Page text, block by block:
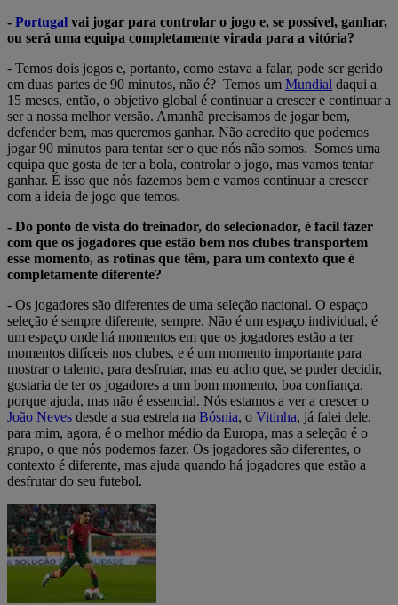
- Portugal vai jogar para controlar o jogo e, se possível, ganhar,
ou será uma equipa completamente virada para a vitória?
- Temos dois jogos e, portanto, como estava a falar, pode ser gerido
em duas partes de 90 minutos, não é? Temos um Mundial daqui a
15 meses, então, o objetivo global é continuar a crescer e continuar a
ser a nossa melhor versão. Amanhã precisamos de jogar bem,
defender bem, mas queremos ganhar. Não acredito que podemos
jogar 90 minutos para tentar ser o que nós não somos. Somos uma
equipa que gosta de ter a bola, controlar o jogo, mas vamos tentar
ganhar. É isso que nós fazemos bem e vamos continuar a crescer
com a ideia de jogo que temos.
- Do ponto de vista do treinador, do selecionador, é fácil fazer
com que os jogadores que estão bem nos clubes transportem
esse momento, as rotinas que têm, para um contexto que é
completamente diferente?
- Os jogadores são diferentes de uma seleção nacional. O espaço
seleção é sempre diferente, sempre. Não é um espaço individual, é
um espaço onde há momentos em que os jogadores estão a ter
momentos difíceis nos clubes, e é um momento importante para
mostrar o talento, para desfrutar, mas eu acho que, se puder decidir,
gostaria de ter os jogadores a um bom momento, boa confiança,
porque ajuda, mas não é essencial. Nós estamos a ver a crescer o
João Neves desde a sua estrela na Bósnia, o Vitinha, já falei dele,
para mim, agora, é o melhor médio da Europa, mas a seleção é o
grupo, o que nós podemos fazer. Os jogadores são diferentes, o
contexto é diferente, mas ajuda quando há jogadores que estão a
desfrutar do seu futebol.